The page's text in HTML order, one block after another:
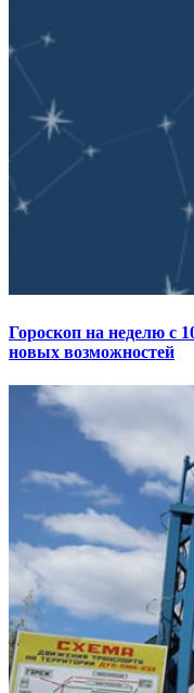
Гороскоп на неделю с
новых возможностей